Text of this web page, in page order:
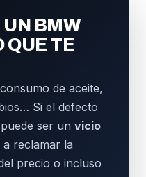
BMW
QUE TE
de aceite,
Si el defecto
ser un vicio
reclamar la
precio o incluso